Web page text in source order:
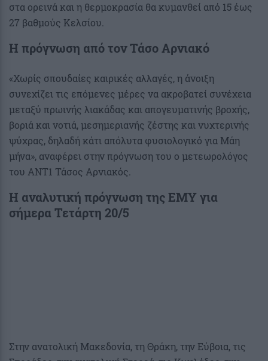
στα ορεινά και η θερμοκρασία θα κυμανθεί από 15 έως
27 βαθμούς Κελσίου.
Η πρόγνωση από τον Τάσο Αρνιακό
«Χωρίς σπουδαίες καιρικές αλλαγές, η άνοιξη
συνεχίζει τις επόμενες μέρες να ακροβατεί συνέχεια
μεταξύ πρωινής λιακάδας και απογευματινής βροχής,
βοριά και νοτιά, μεσημεριανής ζέστης και νυχτερινής
ψύχρας, δηλαδή κάτι απόλυτα φυσιολογικό για Μάη
μήνα», αναφέρει στην πρόγνωση του ο μετεωρολόγος
του ANT1 Τάσος Αρνιακός.
Η αναλυτική πρόγνωση της ΕΜΥ για
σήμερα Τετάρτη 20/5
Στην ανατολική Μακεδονία, τη Θράκη, την Εύβοια, τις